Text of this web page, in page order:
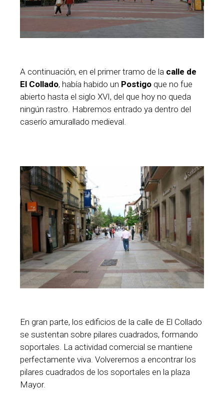
A continuación, en el primer tramo de la calle de
El Collado, había habido un Postigo que no fue
abierto hasta el siglo XVI, del que hoy no queda
ningún rastro. Habremos entrado ya dentro del
caserío amurallado medieval.
En gran parte, los edificios de la calle de El Collado
se sustentan sobre pilares cuadrados, formando
soportales. La actividad comercial se mantiene
perfectamente viva. Volveremos a encontrar los
pilares cuadrados de los soportales en la plaza
Mayor.